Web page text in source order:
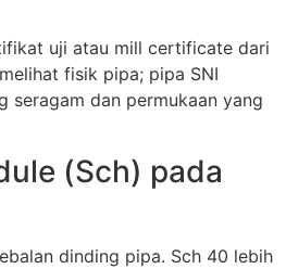
uji atau mill certificate dari
fisik pipa; pipa SNI
seragam dan permukaan yang
(Sch) pada
dinding pipa. Sch 40 lebih